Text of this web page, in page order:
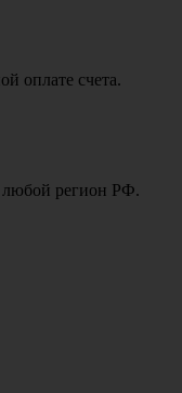
оплате счета.
любой регион РФ.